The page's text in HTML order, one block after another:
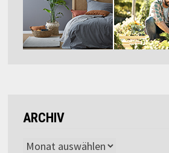
ARCHIV
Archiv